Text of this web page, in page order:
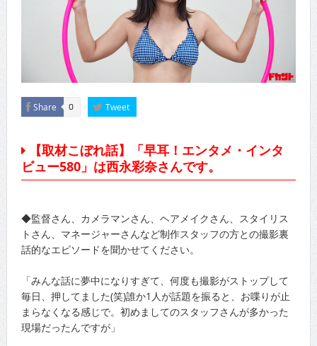
Share 0 Tweet
【取材こぼれ話】「早耳！エンタメ・インタ
ビュー580」は西永彩奈さんです。
◆監督さん、カメラマンさん、ヘアメイクさん、スタイリス
トさん、マネージャーさんなど制作スタッフの方との撮影裏
話的なエピソードを聞かせてください。
「みんな話に夢中になりすぎて、何度も撮影がストップして
毎日、押してました(笑)誰か1人が話題を振ると、お喋りが止
まらなくなる感じで。初めましてのスタッフさんが多かった
現場だったんですが」